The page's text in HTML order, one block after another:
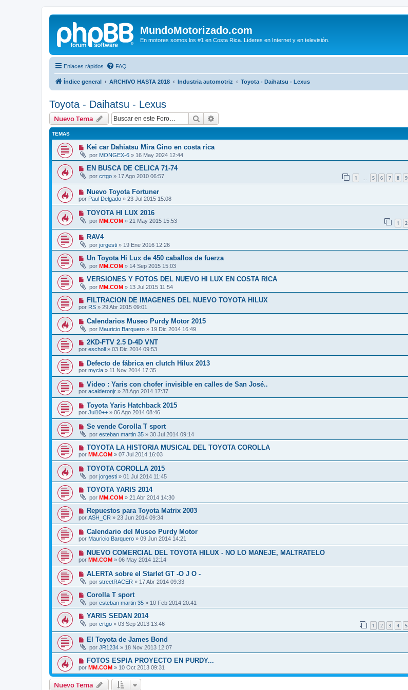
MundoMotorizado.com
En motores somos los #1 en Costa Rica. Líderes en Internet y en televisión.
Enlaces rápidos FAQ
Índice general ARCHIVO HASTA 2018 Industria automotriz Toyota - Daihatsu - Lexus
Toyota - Daihatsu - Lexus
Nuevo Tema Buscar
TEMAS
Kei car Dahiatsu Mira Gino en costa rica
por MONGEX-6 » 16 May 2024 12:44
EN BUSCA DE CELICA 71-74
por crtgo » 17 Ago 2010 06:57 1 5 6 7 8 9
Nuevo Toyota Fortuner
por Paul Delgado » 23 Jul 2015 15:08
TOYOTA HI LUX 2016
por MM.COM » 21 May 2015 15:53 1 2
RAV4
por jorgesti » 19 Ene 2016 12:26
Un Toyota Hi Lux de 450 caballos de fuerza
por MM.COM » 14 Sep 2015 15:03
VERSIONES Y FOTOS DEL NUEVO HI LUX EN COSTA RICA
por MM.COM » 13 Jul 2015 11:54
FILTRACION DE IMAGENES DEL NUEVO TOYOTA HILUX
por RS » 29 Abr 2015 09:01
Calendarios Museo Purdy Motor 2015
por Mauricio Barquero » 19 Dic 2014 16:49
2KD-FTV 2.5 D-4D VNT
por escholl » 03 Dic 2014 09:53
Defecto de fábrica en clutch Hilux 2013
por mycla » 11 Nov 2014 17:35
Video : Yaris con chofer invisible en calles de San José..
por acalderonjr » 28 Ago 2014 17:37
Toyota Yaris Hatchback 2015
por Jul10++ » 06 Ago 2014 08:46
Se vende Corolla T sport
por esteban martin 35 » 30 Jul 2014 09:14
TOYOTA LA HISTORIA MUSICAL DEL TOYOTA COROLLA
por MM.COM » 07 Jul 2014 16:03
TOYOTA COROLLA 2015
por jorgesti » 01 Jul 2014 11:45
TOYOTA YARIS 2014
por MM.COM » 21 Abr 2014 14:30
Repuestos para Toyota Matrix 2003
por ASH_CR » 23 Jun 2014 09:34
Calendario del Museo Purdy Motor
por Mauricio Barquero » 09 Jun 2014 14:21
NUEVO COMERCIAL DEL TOYOTA HILUX - NO LO MANEJE, MALTRATELO
por MM.COM » 06 May 2014 12:14
ALERTA sobre el Starlet GT -O J O -
por streetRACER » 17 Abr 2014 09:33
Corolla T sport
por esteban martin 35 » 10 Feb 2014 20:41
YARIS SEDAN 2014
por crtgo » 03 Sep 2013 13:46 1 2 3 4 5
El Toyota de James Bond
por JR1234 » 18 Nov 2013 12:07
FOTOS ESPIA PROYECTO EN PURDY...
por MM.COM » 10 Oct 2013 09:31
Nuevo Tema